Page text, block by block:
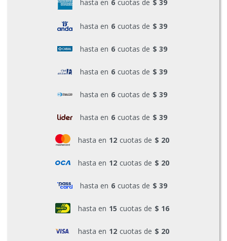
hasta en 6 cuotas de $ 39
hasta en 6 cuotas de $ 39
hasta en 6 cuotas de $ 39
hasta en 6 cuotas de $ 39
hasta en 6 cuotas de $ 39
hasta en 6 cuotas de $ 39
hasta en 12 cuotas de $ 20
hasta en 12 cuotas de $ 20
hasta en 6 cuotas de $ 39
hasta en 15 cuotas de $ 16
hasta en 12 cuotas de $ 20
Piscinas e Inflables